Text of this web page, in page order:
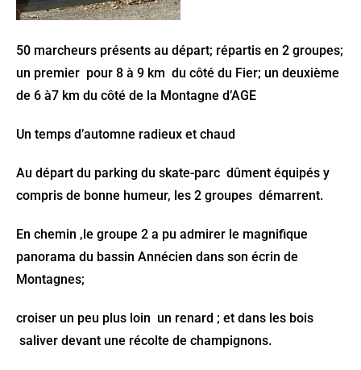
50 marcheurs présents au départ; répartis en 2 groupes;
un premier pour 8 à 9 km du côté du Fier; un deuxième
de 6 à7 km du côté de la Montagne d’AGE
Un temps d’automne radieux et chaud
Au départ du parking du skate-parc dûment équipés y
compris de bonne humeur, les 2 groupes démarrent.
En chemin ,le groupe 2 a pu admirer le magnifique
panorama du bassin Annécien dans son écrin de
Montagnes;
croiser un peu plus loin un renard ; et dans les bois
saliver devant une récolte de champignons.